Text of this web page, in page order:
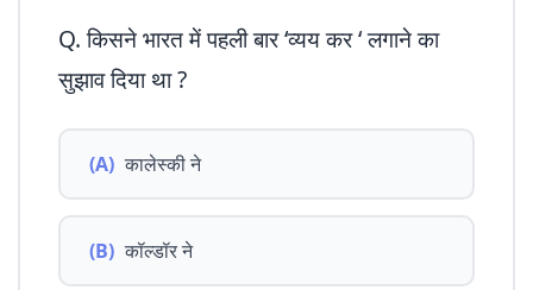
Q. किसने भारत में पहली बार ‘व्यय कर ‘ लगाने का
सुझाव दिया था ?
(A) कालेस्की ने
(B) कॉल्डॉर ने